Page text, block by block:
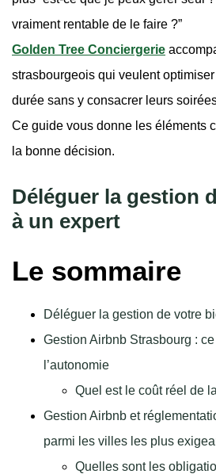
vraiment rentable de le faire ?”
Golden Tree Conciergerie
strasbourgeois qui veulent
durée sans y consacrer leurs
Ce guide vous donne les éléments
la bonne décision.
Déléguer la gestion
à un expert
Le sommaire
Déléguer la gestion de votre
Gestion Airbnb Strasbourg :
l’autonomie
Quel est le coût réel de
Gestion Airbnb et
parmi les villes les plus
Quelles sont les